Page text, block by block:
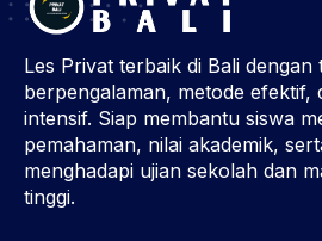
Les Privat terbaik di Bali dengan
berpengalaman, metode efektif,
intensif. Siap membantu siswa
pemahaman, nilai akademik,
menghadapi ujian sekolah dan
tinggi.